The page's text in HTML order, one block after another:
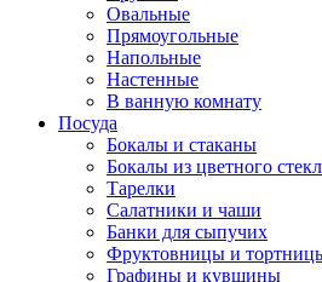
Овальные
Прямоугольные
Напольные
Настенные
В ванную комнату
Посуда
Бокалы и стаканы
Бокалы из цветного
Тарелки
Салатники и чаши
Банки для сыпучих
Фруктовницы и
Графины и кувшины